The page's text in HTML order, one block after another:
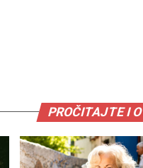
PROČITAJTE I